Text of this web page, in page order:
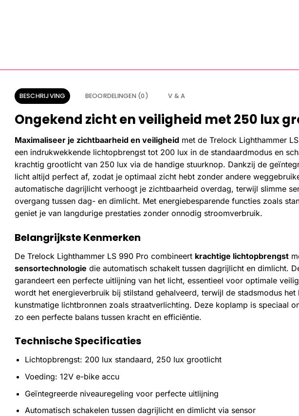
BESCHRIJVING BEOORDELINGEN (0) V & A
Ongekend zicht en veiligheid met 250 lux
Maximaliseer je zichtbaarheid en veiligheid met de Trelock Lighthammer
een indrukwekkende lichtopbrengst tot 200 lux in de standaardmodus en
krachtig grootlicht van 250 lux via de handige stuurknop. Dankzij de
licht altijd perfect af, zodat je optimaal zicht hebt zonder andere
automatische dagrijlicht verhoogt je zichtbaarheid overdag, terwijl slimme
overgang tussen dag- en dimlicht. Met energiebesparende functies zoals
geniet je van langdurige prestaties zonder onnodig stroomverbruik.
Belangrijkste Kenmerken
De Trelock Lighthammer LS 990 Pro combineert krachtige lichtopbrengst
sensortechnologie die automatisch schakelt tussen dagrijlicht en dimlicht.
garandeert een perfecte uitlijning van het licht, essentieel voor optimale
wordt het energieverbruik bij stilstand gehalveerd, terwijl de stadsmodus het
kunstmatige lichtbronnen zoals straatverlichting. Deze koplamp is speciaal
zo een perfecte balans tussen kracht en efficiëntie.
Technische Specificaties
Lichtopbrengst: 200 lux standaard, 250 lux grootlicht
Voeding: 12V e-bike accu
Geïntegreerde niveauregeling voor perfecte uitlijning
Automatisch schakelen tussen dagrijlicht en dimlicht via sensor